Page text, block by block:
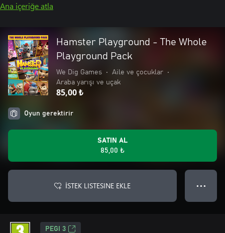
Ana içeriğe atla
Hamster Playground - The Whole
Playground Pack
We Dig Games • Aile ve çocuklar
•
Araba yarışı ve uçak
85,00 ₺
Oyun gerektirir
SATIN AL
85,00 ₺
İSTEK LISTESINE EKLE ● ● ●
PEGI 3